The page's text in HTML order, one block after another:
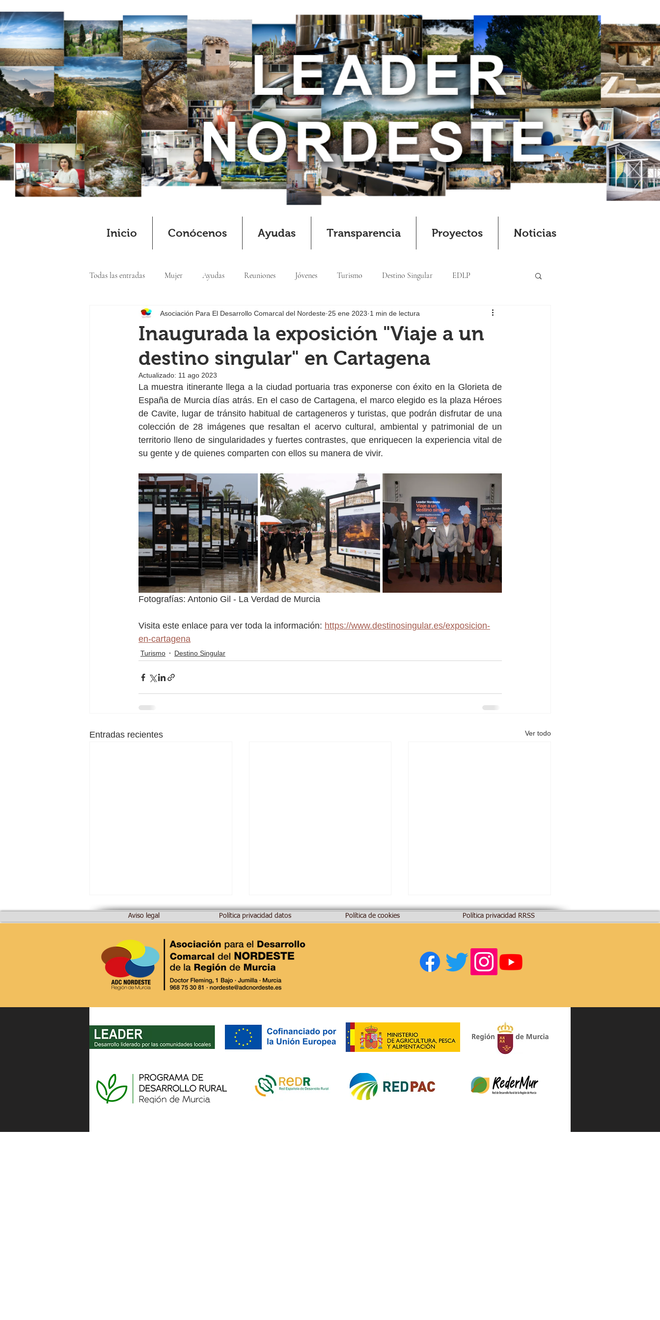
Inicio Conócenos Ayudas Transparencia Proyectos Noticias
Todas las entradas Mujer Ayudas Reuniones Jóvenes Turismo Destino Singular EDLP
Cooperación
Inaugurada la exposición "Viaje a un
destino singular" en Cartagena
Asociación Para El Desarrollo Comarcal del Nordeste 25 ene 2023 1 min de lectura
Actualizado: 11 ago 2023
La muestra itinerante llega a la ciudad portuaria tras exponerse con éxito en la Glorieta de
España de Murcia días atrás. En el caso de Cartagena, el marco elegido es la plaza Héroes
de Cavite, lugar de tránsito habitual de cartageneros y turistas, que podrán disfrutar de una
colección de 28 imágenes que resaltan el acervo cultural, ambiental y patrimonial de un
territorio lleno de singularidades y fuertes contrastes, que enriquecen la experiencia vital de
su gente y de quienes comparten con ellos su manera de vivir.
Fotografías: Antonio Gil - La Verdad de Murcia
Visita este enlace para ver toda la información: https://www.destinosingular.es/exposicion-
en-cartagena
Turismo Destino Singular
Entradas recientes Ver todo
MURCIA RURAL.
I Premios Europeos LEADER.
Aviso legal Política privacidad datos Política de cookies Política privacidad RRSS